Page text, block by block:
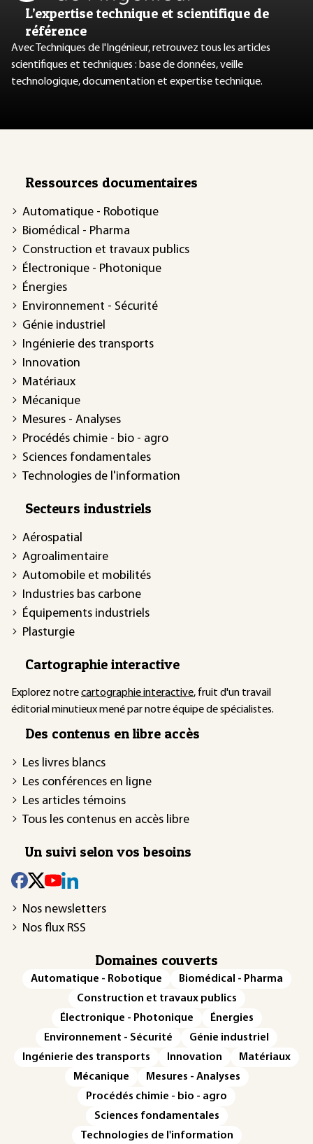
L’expertise technique et scientifique de
référence
Avec Techniques de l'Ingénieur, retrouvez tous les articles
scientifiques et techniques : base de données, veille
technologique, documentation et expertise technique.
Ressources documentaires
Automatique - Robotique
Biomédical - Pharma
Construction et travaux publics
Électronique - Photonique
Énergies
Environnement - Sécurité
Génie industriel
Ingénierie des transports
Innovation
Matériaux
Mécanique
Mesures - Analyses
Procédés chimie - bio - agro
Sciences fondamentales
Technologies de l'information
Secteurs industriels
Aérospatial
Agroalimentaire
Automobile et mobilités
Industries bas carbone
Équipements industriels
Plasturgie
Cartographie interactive
Explorez notrecartographie interactive, fruit d'un travail
éditorial minutieux mené par notre équipe de spécialistes.
Des contenus en libre accès
Les livres blancs
Les conférences en ligne
Les articles témoins
Tous les contenus en accès libre
Un suivi selon vos besoins
Nos newsletters
Nos flux RSS
Domaines couverts
Automatique - Robotique
Biomédical - Pharma
Construction et travaux publics
Électronique - Photonique
Énergies
Environnement - Sécurité
Génie industriel
Ingénierie des transports
Innovation
Matériaux
Mécanique
Mesures - Analyses
Procédés chimie - bio - agro
Sciences fondamentales
Technologies de l'information